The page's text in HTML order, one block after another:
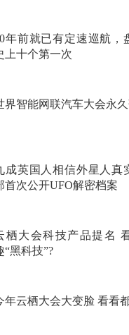
年前就已有定速巡航，
上十个第一次
界智能网联汽车大会永
成英国人相信外星人真
首次公开UFO解密档案
栖大会科技产品提名
“黑科技”?
年云栖大会大变脸 看看